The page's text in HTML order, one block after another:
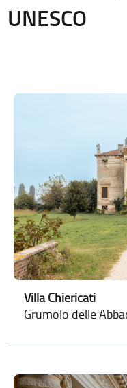
UNESCO
Villa Chiericati
Grumolo delle